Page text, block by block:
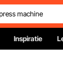
Inspiratie